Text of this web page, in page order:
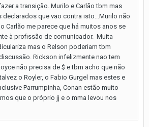
a transição. Murilo e Carlão tbm mas
declarados que vao contra isto...Murilo não
Carlão me parece que há muitos anos se
à profissão de comunicador. Muita
mas o Relson poderiam tbm
Rickson infelizmente nao tem
não precisa de $ e tbm acho que não
o Royler, o Fabio Gurgel mas estes e
Parrumpinha, Conan estão muito
que o próprio jj e o mma levou nos